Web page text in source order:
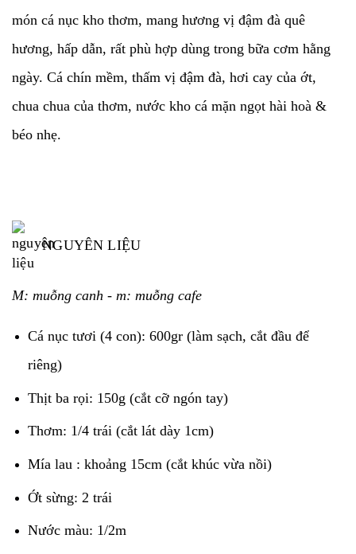
món cá nục kho thơm, mang hương vị đậm đà quê
hương, hấp dẫn, rất phù hợp dùng trong bữa cơm hằng
ngày. Cá chín mềm, thấm vị đậm đà, hơi cay của ớt,
chua chua của thơm, nước kho cá mặn ngọt hài hoà &
béo nhẹ.
NGUYÊN LIỆU
M: muỗng canh - m: muỗng cafe
Cá nục tươi (4 con): 600gr (làm sạch, cắt đầu để
riêng)
Thịt ba rọi: 150g (cắt cỡ ngón tay)
Thơm: 1/4 trái (cắt lát dày 1cm)
Mía lau : khoảng 15cm (cắt khúc vừa nồi)
Ớt sừng: 2 trái
Nước màu: 1/2m